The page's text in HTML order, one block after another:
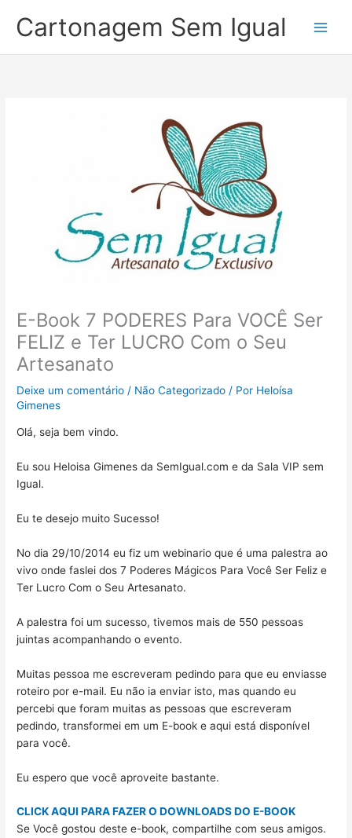
paraCartonagem Sem Igual
E-Book 7 PODERES Para VOCÊ Ser
FELIZ e Ter LUCRO Com o Seu
Artesanato
Deixe um comentário / Não Categorizado / Por Heloísa
Gimenes
Olá, seja bem vindo.
Eu sou Heloisa Gimenes da SemIgual.com e da Sala VIP sem
Igual.
Eu te desejo muito Sucesso!
No dia 29/10/2014 eu fiz um webinario que é uma palestra ao
vivo onde faslei dos 7 Poderes Mágicos Para Você Ser Feliz e
Ter Lucro Com o Seu Artesanato.
A palestra foi um sucesso, tivemos mais de 550 pessoas
juintas acompanhando o evento.
Muitas pessoa me escreveram pedindo para que eu enviasse
roteiro por e-mail. Eu não ia enviar isto, mas quando eu
percebi que foram muitas as pessoas que escreveram
pedindo, transformei em um E-book e aqui está disponível
para você.
Eu espero que você aproveite bastante.
CLICK AQUI PARA FAZER O DOWNLOADS DO E-BOOK
Se Você gostou deste e-book, compartilhe com seus amigos.